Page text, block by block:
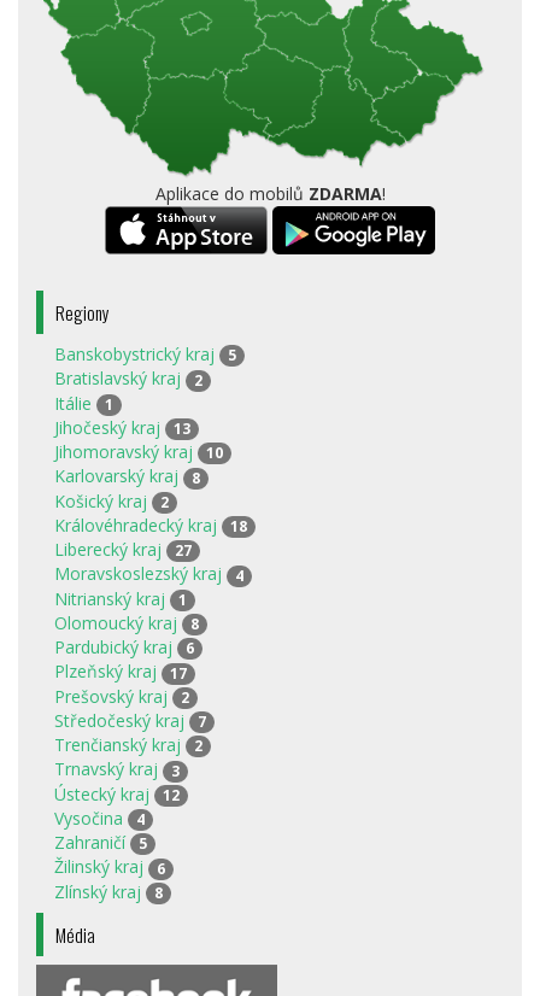
Aplikace do mobilů ZDARMA!
Regiony
Banskobystrický kraj 5
Bratislavský kraj 2
Itálie 1
Jihočeský kraj 13
Jihomoravský kraj 10
Karlovarský kraj 8
Košický kraj 2
Královéhradecký kraj 18
Liberecký kraj 27
Moravskoslezský kraj 4
Nitrianský kraj 1
Olomoucký kraj 8
Pardubický kraj 6
Plzeňský kraj 17
Prešovský kraj 2
Středočeský kraj 7
Trenčianský kraj 2
Trnavský kraj 3
Ústecký kraj 12
Vysočina 4
Zahraničí 5
Žilinský kraj 6
Zlínský kraj 8
Média